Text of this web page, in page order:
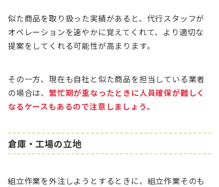
似た商品を取り扱った実績があると、代行スタッフが
オペレーションを速やかに覚えてくれて、より適切な
提案をしてくれる可能性が高まります。
その一方、現在も自社と似た商品を担当している業者
の場合は、 繁忙期が重なったときに人員確保が難しく
なるケースもあるので注意しましょう。
倉庫・工場の立地
組立作業を外注しようとするときに、組立作業そのも